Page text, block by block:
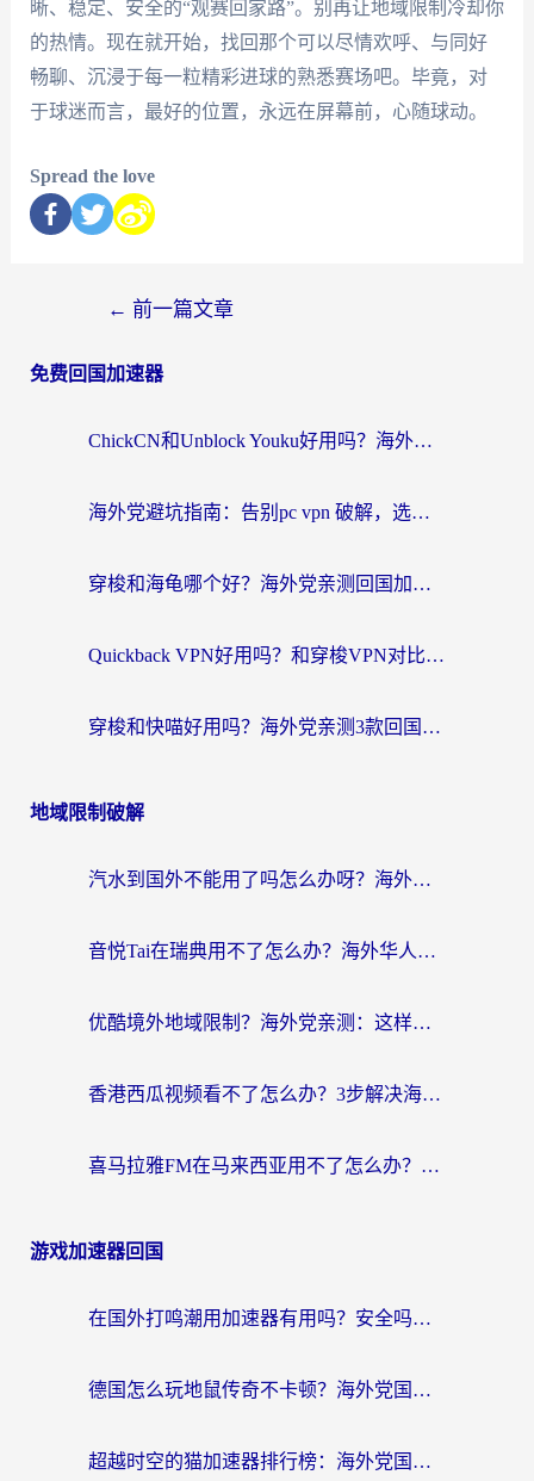
晰、稳定、安全的“观赛回家路”。别再让地域限制冷却你
的热情。现在就开始，找回那个可以尽情欢呼、与同好
畅聊、沉浸于每一粒精彩进球的熟悉赛场吧。毕竟，对
于球迷而言，最好的位置，永远在屏幕前，心随球动。
Spread the love
← 前一篇文章
免费回国加速器
ChickCN和Unblock Youku好用吗？海外党亲测3款回国加速器，附iOS免费选择指南
海外党避坑指南：告别pc vpn 破解，选对回国加速器轻松访问国内资源
穿梭和海龟哪个好？海外党亲测回国加速器，附电脑免费VPN推荐
Quickback VPN好用吗？和穿梭VPN对比哪个回国效果更好？海外党必看的真实测评与选择指南
穿梭和快喵好用吗？海外党亲测3款回国加速器，附日本回国VPN避坑指南
地域限制破解
汽水到国外不能用了吗怎么办呀？海外党追剧看片的救星在这里！
音悦Tai在瑞典用不了怎么办？海外华人追剧听歌的实用指南
优酷境外地域限制？海外党亲测：这样看国内剧再也不卡（附3个实用场景解决）
香港西瓜视频看不了怎么办？3步解决海外追剧难题，附靠谱加速器推荐
喜马拉雅FM在马来西亚用不了怎么办？海外华人亲测有效的回国加速指南
游戏加速器回国
在国外打鸣潮用加速器有用吗？安全吗？海外玩家国服游戏加速全指南
德国怎么玩地鼠传奇不卡顿？海外党国服游戏加速全攻略（含战双EVE实用指南）
超越时空的猫加速器排行榜：海外党国服游戏不卡顿的终极选择指南